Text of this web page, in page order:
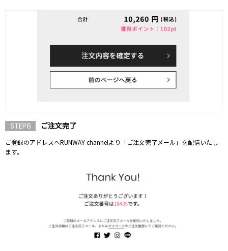
STEP6 ご注文完了
ご登録のアドレスへRUNWAY channelより「ご注文完了メール」を配信いたし
ます。